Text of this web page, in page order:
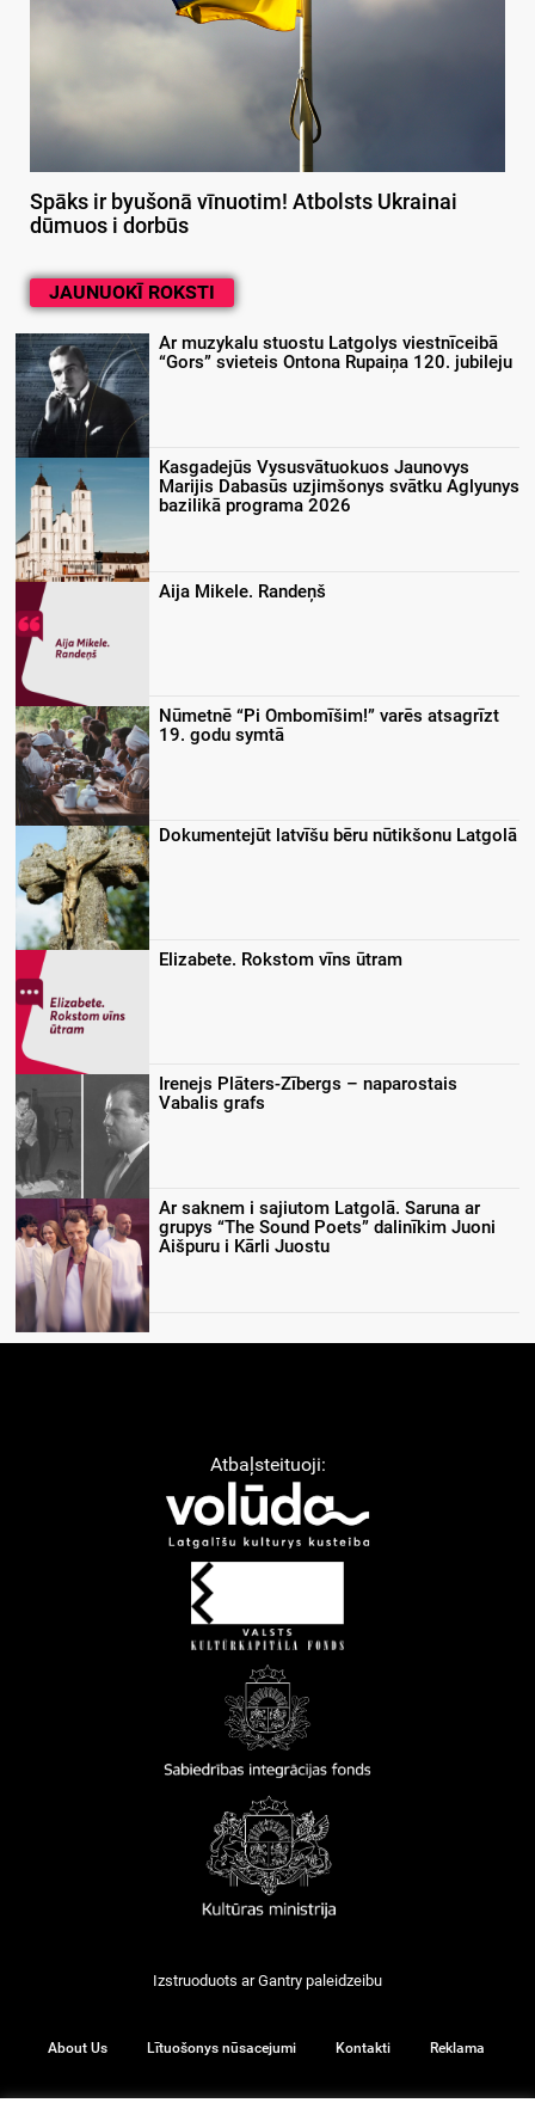
Spāks ir byušonā vīnuotim! Atbolsts Ukrainai
dūmuos i dorbūs
JAUNUOKĪ ROKSTI
Ar muzykalu stuostu Latgolys viestnīceibā
“Gors” svieteis Ontona Rupaiņa 120. jubileju
Kasgadejūs Vysusvātuokuos Jaunovys
Marijis Dabasūs uzjimšonys svātku Aglyunys
bazilikā programa 2026
Aija Mikele. Randeņš
Nūmetnē “Pi Ombomīšim!” varēs atsagrīzt
19. godu symtā
Dokumentejūt latvīšu bēru nūtikšonu Latgolā
Elizabete. Rokstom vīns ūtram
Irenejs Plāters-Zībergs – naparostais
Vabalis grafs
Ar saknem i sajiutom Latgolā. Saruna ar
grupys “The Sound Poets” dalinīkim Juoni
Aišpuru i Kārli Juostu
Atbaļsteituoji:
Izstruoduots arGantry paleidzeibu
About Us Lītuošonys nūsacejumi Kontakti Reklama